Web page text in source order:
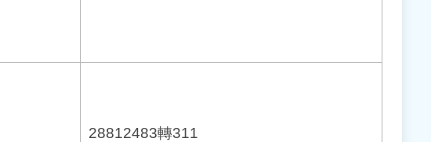
28812483轉311